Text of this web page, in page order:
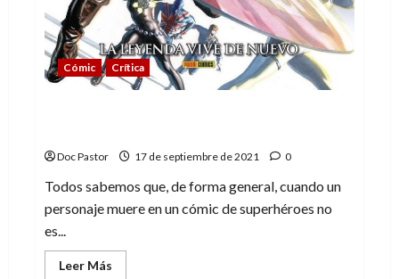
Cómic Crítica
Doc Pastor 17 de septiembre de 2021 0
Todos sabemos que, de forma general, cuando un
personaje muere en un cómic de superhéroes no
es...
Leer Más